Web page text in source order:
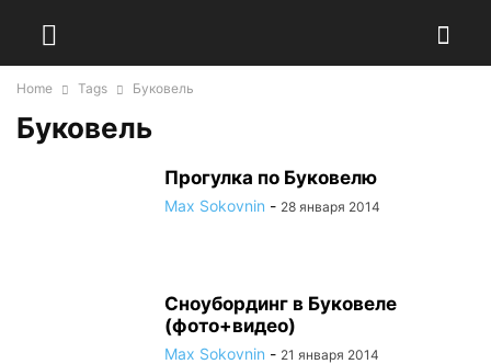
Home Tags Буковель
Буковель
Прогулка по Буковелю
Max Sokovnin - 28 января 2014
Сноубординг в Буковеле
(фото+видео)
Max Sokovnin - 21 января 2014